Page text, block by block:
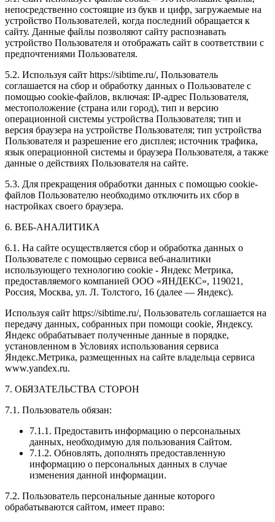
непосредственно состоящие из букв и цифр, загружаемые на
устройство Пользователей, когда последний обращается к
сайту. Данные файлы позволяют сайту распознавать
устройство Пользователя и отображать сайт в соответствии с
предпочтениями Пользователя.
5.2. Используя сайт https://sibtime.ru/, Пользователь
соглашается на сбор и обработку данных о Пользователе с
помощью cookie-файлов, включая: IP-адрес Пользователя,
местоположение (страна или город), тип и версию
операционной системы устройства Пользователя; тип и
версия браузера на устройстве Пользователя; тип устройства
Пользователя и разрешение его дисплея; источник трафика,
язык операционной системы и браузера Пользователя, а также
данные о действиях Пользователя на сайте.
5.3. Для прекращения обработки данных с помощью cookie-
файлов Пользователю необходимо отключить их сбор в
настройках своего браузера.
6. ВЕБ-АНАЛИТИКА
6.1. На сайте осуществляется сбор и обработка данных о
Пользователе с помощью сервиса веб-аналитики
использующего технологию cookie - Яндекс Метрика,
предоставляемого компанией ООО «ЯНДЕКС», 119021,
Россия, Москва, ул. Л. Толстого, 16 (далее — Яндекс).
Используя сайт https://sibtime.ru/, Пользователь соглашается на
передачу данных, собранных при помощи cookie, Яндексу.
Яндекс обрабатывает полученные данные в порядке,
установленном в Условиях использования сервиса
Яндекс.Метрика, размещенных на сайте владельца сервиса
www.yandex.ru.
7. ОБЯЗАТЕЛЬСТВА СТОРОН
7.1. Пользователь обязан:
7.1.1. Предоставить информацию о персональных
данных, необходимую для пользования Сайтом.
7.1.2. Обновлять, дополнять предоставленную
информацию о персональных данных в случае
изменения данной информации.
7.2. Пользователь персональные данные которого
обрабатываются сайтом, имеет право: